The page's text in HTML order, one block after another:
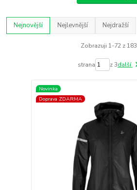
Nejnovější Nejlevnější Nejdražší
Zobrazuji 1-72 z 183
strana z 3další
Novinka
Doprava ZDARMA